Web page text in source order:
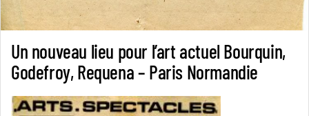
Un nouveau lieu pour l’art actuel Bourquin,
Godefroy, Requena – Paris Normandie